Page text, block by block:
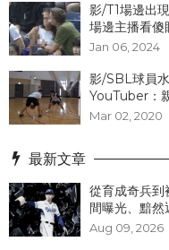
影/T1場邊出
場邊主播看傻
Jan 06, 2024
影/SBL球員
YouTuber：
Mar 02, 2020
最新文章
從育成奇兵到
間曝光、黯然
Aug 09, 2026